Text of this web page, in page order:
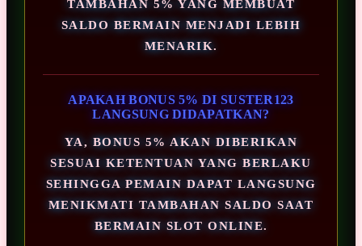
TAMBAHAN 5% YANG MEMBUAT
SALDO BERMAIN MENJADI LEBIH
MENARIK.
APAKAH BONUS 5% DI SUSTER123
LANGSUNG DIDAPATKAN?
YA, BONUS 5% AKAN DIBERIKAN
SESUAI KETENTUAN YANG BERLAKU
SEHINGGA PEMAIN DAPAT LANGSUNG
MENIKMATI TAMBAHAN SALDO SAAT
BERMAIN SLOT ONLINE.